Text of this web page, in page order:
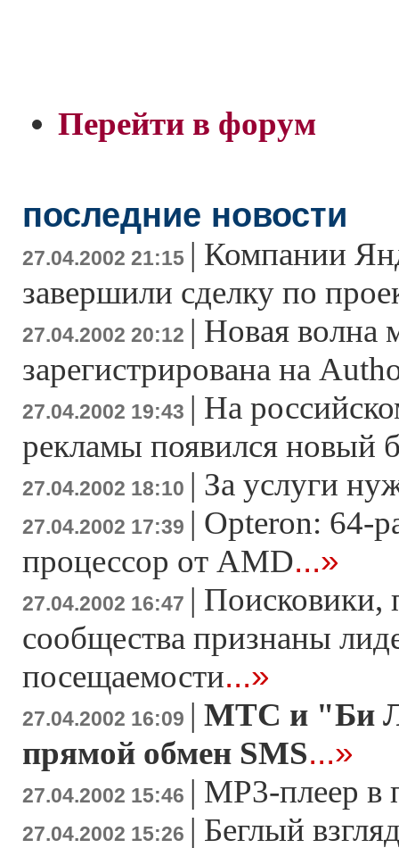
Перейти в форум
последние новости
27.04.2002 21:15 | Компании
завершили сделку по
27.04.2002 20:12 | Новая волна
зарегистрирована на
27.04.2002 19:43 | На
рекламы появился новый
27.04.2002 18:10 | За услуги
27.04.2002 17:39 | Opteron: 64-
процессор от AMD...»
27.04.2002 16:47 | Поисковики,
сообщества признаны
посещаемости...»
27.04.2002 16:09 | МТС и "Би
прямой обмен SMS...»
27.04.2002 15:46 | MP3-плеер в
27.04.2002 15:26 | Беглый